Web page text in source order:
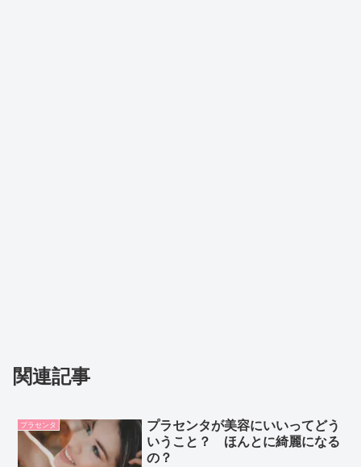
関連記事
プラセンタ
プラセンタが美容にいいってどう
いうこと？ ほんとに綺麗になる
の？